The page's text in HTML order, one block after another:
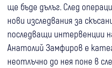
ще бъде дълъг. След
нови изследвания за
последващи интервенции
Анатолий Замфиров е
неотлъчно до нея поне в